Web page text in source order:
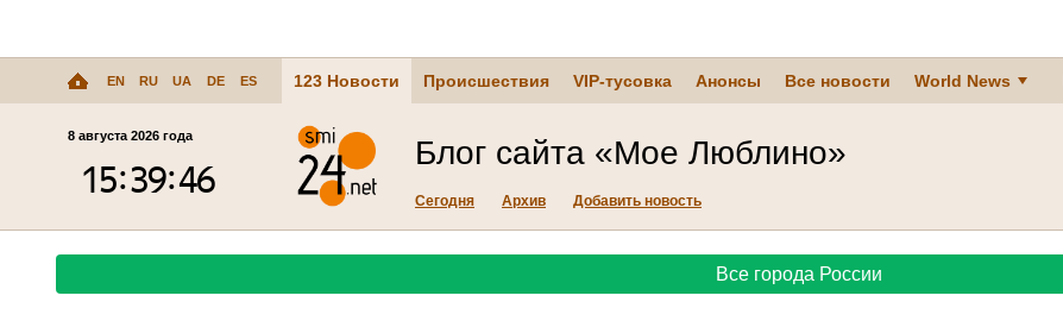
EN RU UA DE ES 123 Новости Происшествия VIP-тусовка Анонсы Все новости World News
8 августа 2026 года Блог сайта «Мое Люблино»
Сегодня Архив Добавить новость
Все города России